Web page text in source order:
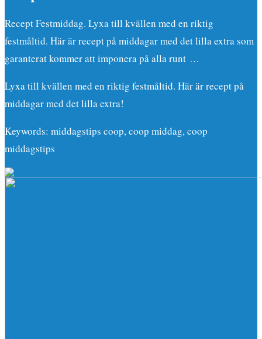
Recept Festmiddag. Lyxa till kvällen med en riktig
festmåltid. Här är recept på middagar med det lilla extra som
garanterat kommer att imponera på alla runt …
Lyxa till kvällen med en riktig festmåltid. Här är recept på
middagar med det lilla extra!
Keywords: middagstips coop, coop middag, coop
middagstips